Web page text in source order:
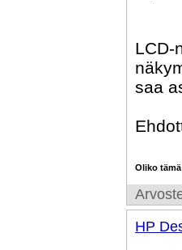
LCD-
saa
Oliko
HP